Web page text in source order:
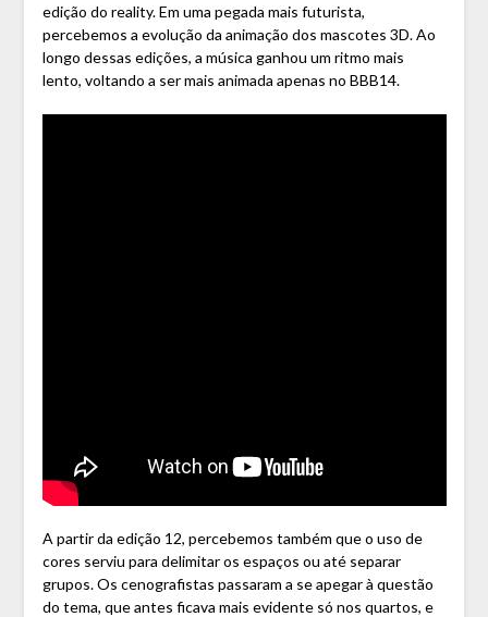
edição do reality. Em uma pegada mais futurista,
percebemos a evolução da animação dos mascotes 3D. Ao
longo dessas edições, a música ganhou um ritmo mais
lento, voltando a ser mais animada apenas no BBB14.
A partir da edição 12, percebemos também que o uso de
cores serviu para delimitar os espaços ou até separar
grupos. Os cenografistas passaram a se apegar à questão
do tema, que antes ficava mais evidente só nos quartos, e